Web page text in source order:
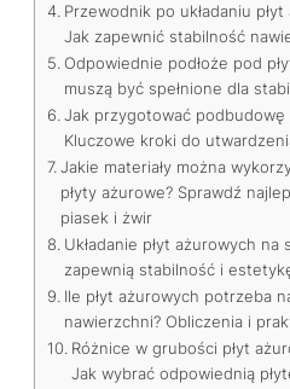
Przewodnik po układaniu
Jak zapewnić stabilność
Odpowiednie podłoże pod
muszą być spełnione dla
Jak przygotować podbudowę
Kluczowe kroki do
Jakie materiały można
płyty ażurowe? Sprawdź
piasek i żwir
Układanie płyt ażurowych
zapewnią stabilność i
Ile płyt ażurowych potrzeba
nawierzchni? Obliczenia i
Różnice w grubości płyt
Jak wybrać odpowiednią